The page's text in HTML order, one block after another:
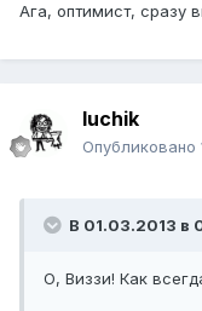
Ага, оптимист, сразу
luchik
Опубликовано
В 01.03.2013 в
О, Виззи! Как